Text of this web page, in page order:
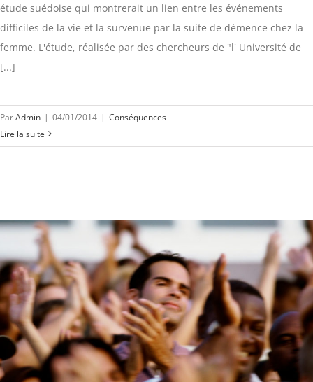
étude suédoise qui montrerait un lien entre les événements
difficiles de la vie et la survenue par la suite de démence chez la
femme. L'étude, réalisée par des chercheurs de "l' Université de
[...]
ParAdmin | 04/01/2014 | Conséquences
Lire la suite